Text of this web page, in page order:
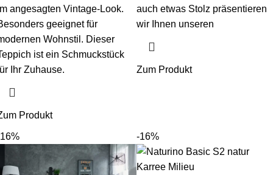
angesagten Vintage-Look.
geeignet für
Wohnstil. Dieser
ist ein Schmuckstück
Ihr Zuhause.
Produkt
auch etwas Stolz präsentieren
wir Ihnen unseren
Zum Produkt
-16%